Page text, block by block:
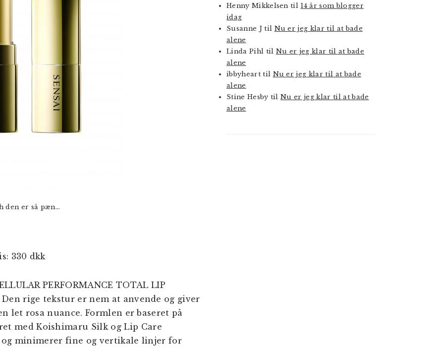
den er så pæn…
330 dkk
PERFORMANCE TOTAL LIP
rige tekstur er nem at anvende og giver
let rosa nuance. Formlen er baseret på
med Koishimaru Silk og Lip Care
minimerer fine og vertikale linjer for
Henny Mikkelsen til 14 år som blogger
idag
Susanne Jtil Nu er jeg klar til at bade
alene
Linda Pihl til Nu er jeg klar til at bade
alene
ibbyhearttil Nu er jeg klar til at bade
alene
Stine Hesby tilNu er jeg klar til at bade
alene